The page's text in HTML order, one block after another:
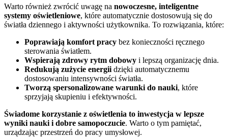
Warto również zwrócić uwagę na nowoczesne, inteligentne
systemy oświetleniowe, które automatycznie dostosowują się do
światła dziennego i aktywności użytkownika. To rozwiązania, które:
Poprawiają komfort pracy bez konieczności ręcznego
sterowania światłem.
Wspierają zdrowy rytm dobowy i lepszą organizację dnia.
Redukują zużycie energii dzięki automatycznemu
dostosowaniu intensywności światła.
Tworzą spersonalizowane warunki do nauki, które
sprzyjają skupieniu i efektywności.
Świadome korzystanie z oświetlenia to inwestycja w lepsze
wyniki nauki i dobre samopoczucie. Warto o tym pamiętać,
urządzając przestrzeń do pracy umysłowej.